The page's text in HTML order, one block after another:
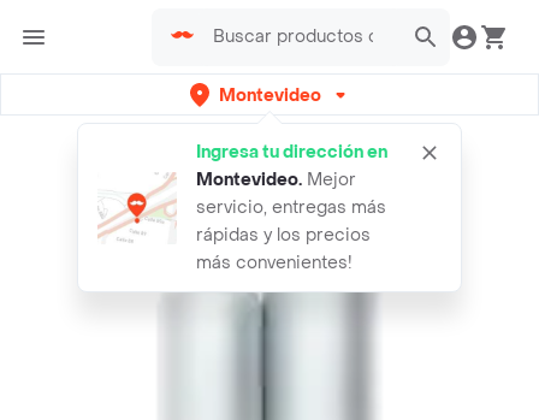
Montevideo
Ingresa tu dirección en
Montevideo. Mejor
servicio, entregas más
rápidas y los precios
más convenientes!